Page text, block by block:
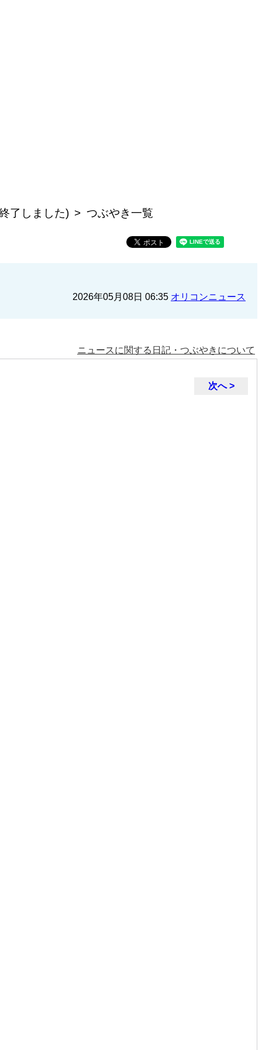
了しました) つぶやき一覧
2026年05月08日 06:35 オリコンニュース
ニュースに関する日記・つぶやきについて
次へ >